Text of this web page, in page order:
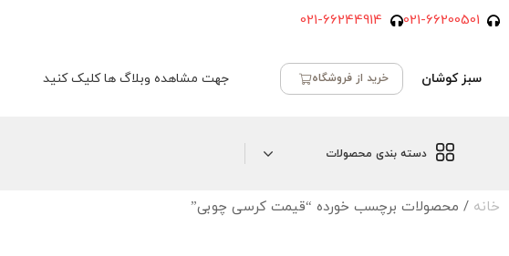
021-66200501
021-66244914
سبز کوشان خرید از فروشگاه جهت مشاهده وبلاگ ها کلیک کنید
دسته بندی محصولات
خانه / محصولات برچسب خورده “قیمت کرسی چوبی”